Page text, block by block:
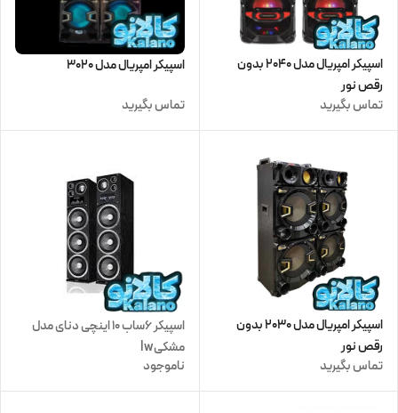
اسپیکر امپریال مدل 2040 بدون
رقص نور
تماس بگیرید
اسپیکر امپریال مدل 3020
تماس بگیرید
اسپیکر امپریال مدل 2030 بدون
رقص نور
تماس بگیرید
اسپیکر 6ساب 10 اینچی دنای مدل
مشکیlw
ناموجود